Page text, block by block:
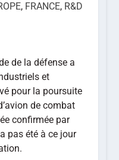
, FRANCE, R&D
de la défense a
et
pour la poursuite
de combat
confirmée par
pas été à ce jour